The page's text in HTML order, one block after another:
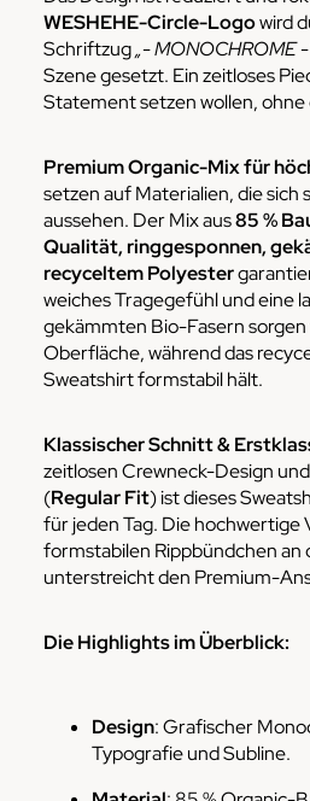
WESHEHE-Circle-Logowird
Schriftzug„- MONOCHROME -
Szene gesetzt. Ein zeitloses
Statement setzen wollen, ohne
Premium Organic-Mix für
setzen auf Materialien, die sich
aussehen. Der Mix aus85 %
Qualität, ringgesponnen,
recyceltem Polyester
weiches Tragegefühl und eine
gekämmten Bio-Fasern
Oberfläche, während das
Sweatshirt formstabil hält.
Klassischer Schnitt &
zeitlosen Crewneck-Design
(Regular Fit) ist dieses
für jeden Tag. Die
formstabilen Rippbündchen an
unterstreicht den Premium-
Die Highlights im Überblick:
Design: Grafischer
Typografie und Subline.